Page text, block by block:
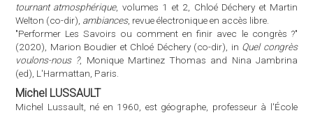
tournant atmosphérique, volumes 1 et 2, Chloé Déchery et Martin
Welton (co-dir), ambiances, revue électronique en accès libre.
"Performer Les Savoirs ou comment en finir avec le congrès ?"
(2020), Marion Boudier et Chloé Déchery (co-dir), in Quel congrès
voulons-nous ?, Monique Martinez Thomas and Nina Jambrina
(ed), L'Harmattan, Paris.
Michel LUSSAULT
Michel Lussault, né en 1960, est géographe, professeur à l'École